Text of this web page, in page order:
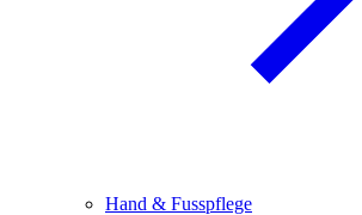
Hand & Fusspflege